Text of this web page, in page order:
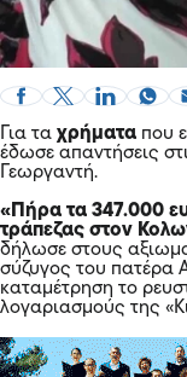
Για τα χρήματα που
έδωσε απαντήσεις
Γεωργαντή.
«Πήρα τα 347.000
τράπεζας στον
δήλωσε στους
σύζυγος του πατέρα
καταμέτρηση το
λογαριασμούς της